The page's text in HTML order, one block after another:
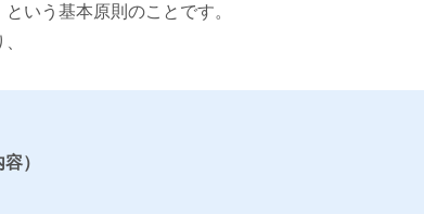
いう基本原則のことです。
）